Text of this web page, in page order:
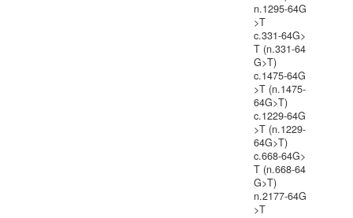
n.1295-64G
>T
c.331-64G>
T (n.331-64
G>T)
c.1475-64G
>T (n.1475-
64G>T)
c.1229-64G
>T (n.1229-
64G>T)
c.668-64G>
T (n.668-64
G>T)
n.2177-64G
>T